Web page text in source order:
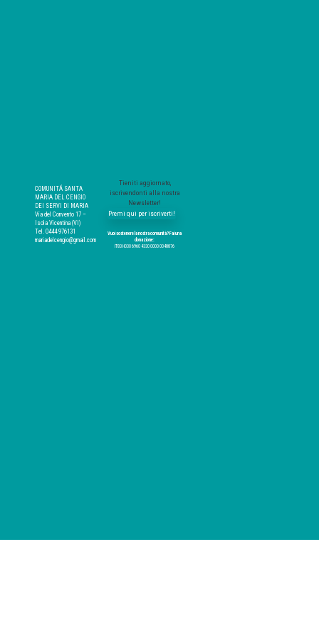
COMUNITÁ SANTA
MARIA DEL CENGIO
DEI SERVI DI MARIA
Via del Convento 17 –
Isola Vicentina (VI)
Tel. 0444 976131
mariadelcengio@gmail.com
Tieniti aggiornato,
iscrivendonti alla nostra
Newsletter!
Premi qui per iscriverti!
Vuoi sostenere la nostra comunità? Fai una
donazione:
IT83 H030 6960 4330 0000 0048876